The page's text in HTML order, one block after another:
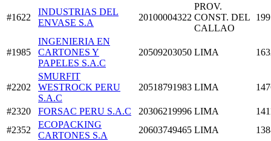
#1622
INDUSTRIAS DEL
ENVASE S.A
20100004322
PROV.
CONST. DEL
CALLAO
#1985
INGENIERIA EN
CARTONES Y
PAPELES S.A.C
20509203050 LIMA
#2202
SMURFIT
WESTROCK PERU
S.A.C
20518791983 LIMA
#2320 FORSAC PERU S.A.C 20306219996 LIMA
#2352
ECOPACKING
CARTONES S.A
20603749465 LIMA